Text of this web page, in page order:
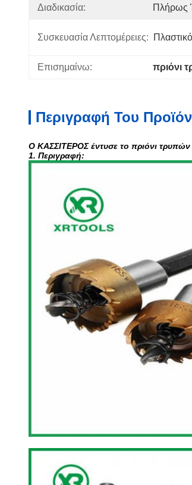
Διαδικασία: Πλήρως
Συσκευασία Λεπτομέρειες:
Επισημαίνω: πριόνι
Περιγραφή Του
Ο ΚΑΣΣΙΤΕΡΟΣ έντυσε το πριόνι
1. Περιγραφή: